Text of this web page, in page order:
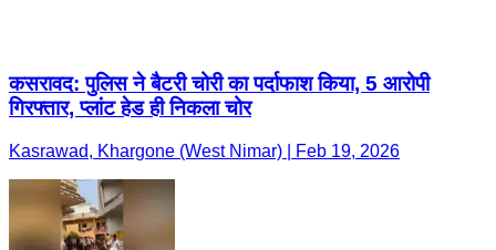
कसरावद: पुलिस ने बैटरी चोरी का पर्दाफाश किया, 5 आरोपी
गिरफ्तार, प्लांट हेड ही निकला चोर
Kasrawad, Khargone (West Nimar) | Feb 19, 2026